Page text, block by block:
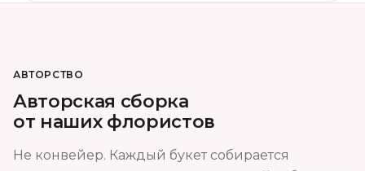
АВТОРСТВО
Авторская сборка
от наших флористов
Не конвейер. Каждый букет собирается